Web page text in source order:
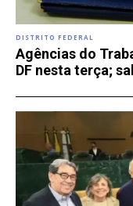
DISTRITO FEDERAL
Agências do
DF nesta terça;